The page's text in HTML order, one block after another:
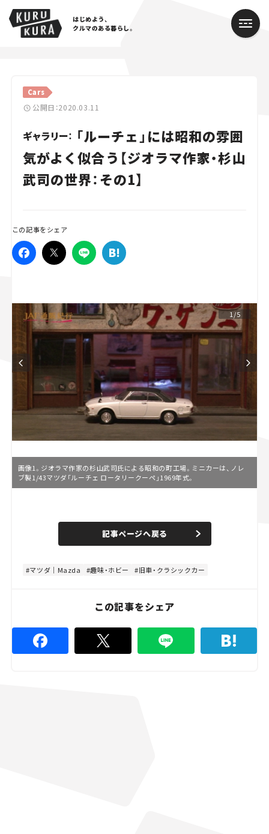
はじめよう、
クルマのある暮らし。
Cars
公開日：2020.03.11
ギャラリー： 「ルーチェ」には昭和の雰囲
気がよく似合う【ジオラマ作家・杉山
武司の世界：その1】
この記事をシェア
1/5
画像1。ジオラマ作家の杉山武司氏による昭和の町工場。ミニカーは、ノレ
ブ製1/43マツダ「ルーチェ ロータリークーペ」1969年式。
n
e
d
8
%
記事ページへ戻る
マツダ｜Mazda 趣味・ホビー 旧車・クラシックカー
この記事をシェア
Cars
Lifestyle
Traffic
Special
Campaign
人気のハッシュタグ